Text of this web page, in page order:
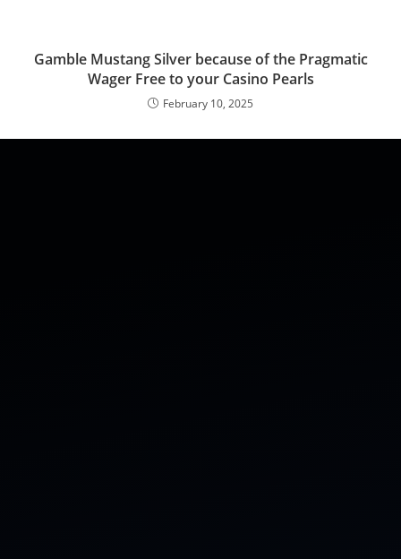
Gamble Mustang Silver because of the Pragmatic
Wager Free to your Casino Pearls
February 10, 2025